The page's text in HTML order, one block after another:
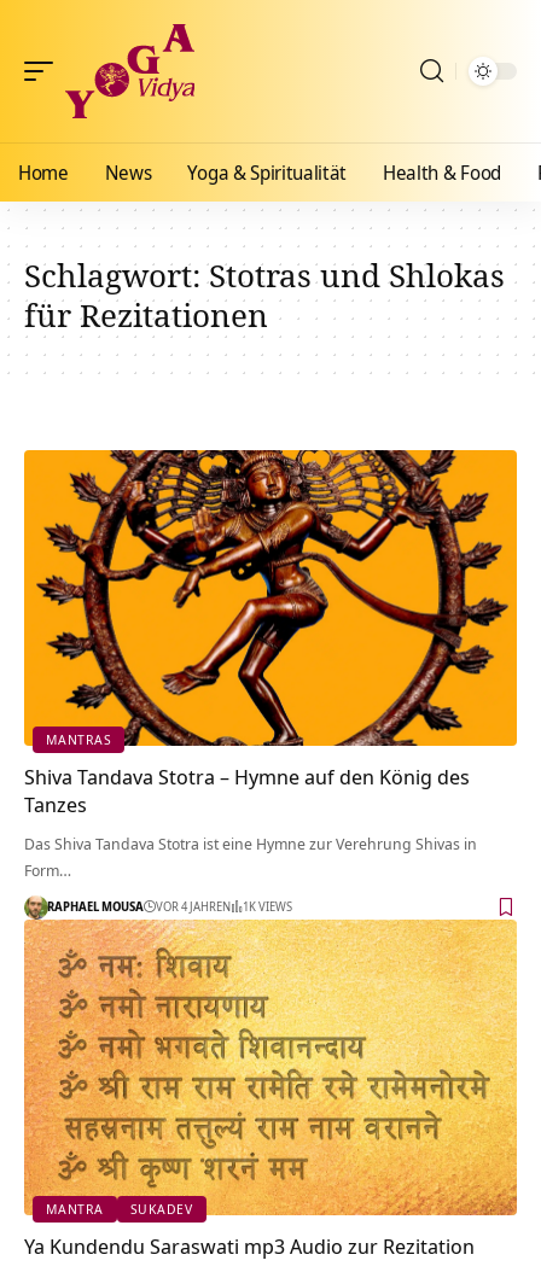
Home News Yoga & Spiritualität Health & Food
Schlagwort:Stotras und Shlokas
für Rezitationen
MANTRAS
Shiva Tandava Stotra – Hymne auf den König des
Tanzes
Das Shiva Tandava Stotra ist eine Hymne zur Verehrung Shivas in
Form…
RAPHAEL MOUSA VOR 4 JAHREN 1K VIEWS
MANTRA SUKADEV
Ya Kundendu Saraswati mp3 Audio zur Rezitation